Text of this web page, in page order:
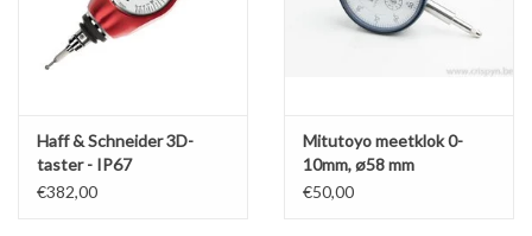
Werkplaatsinrichting |
Cadeaubonnen &
Haff & Schneider 3D-
taster - IP67
€382,00
Mitutoyo meetklok 0-
10mm, ø58 mm
€50,00